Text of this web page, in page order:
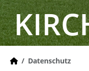
Datenschutz